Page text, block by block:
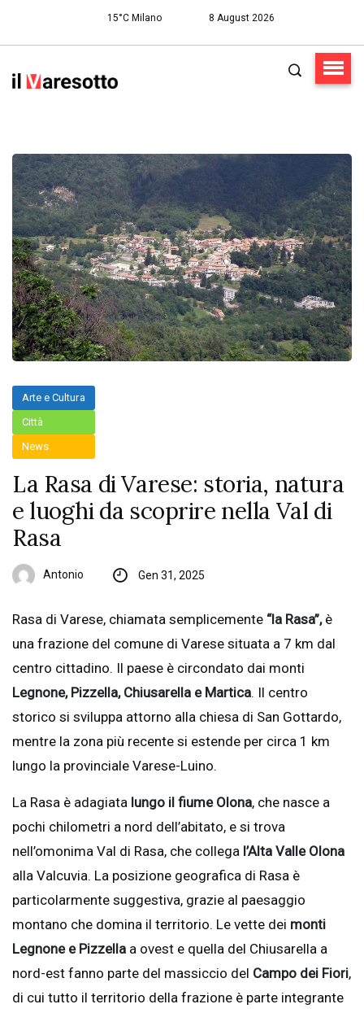
15°C Milano 8 August 2026
Arte e Cultura
Città
News
La Rasa di Varese: storia, natura
e luoghi da scoprire nella Val di
Rasa
Antonio Gen 31, 2025
Rasa di Varese, chiamata semplicemente “la Rasa”,è
una frazione del comune di Varese situata a 7 km dal
centro cittadino. Il paese è circondato dai monti
Legnone, Pizzella, Chiusarella e Martica. Il centro
storico si sviluppa attorno alla chiesa di San Gottardo,
mentre la zona più recente si estende per circa 1 km
lungo la provinciale Varese-Luino.
La Rasa è adagiata lungo il fiume Olona, che nasce a
pochi chilometri a nord dell’abitato, e si trova
nell’omonima Val di Rasa, che collega l’Alta Valle Olona
alla Valcuvia. La posizione geografica di Rasa è
particolarmente suggestiva, grazie al paesaggio
montano che domina il territorio. Le vette dei monti
Legnone e Pizzella a ovest e quella del Chiusarella a
nord-est fanno parte del massiccio del Campo dei Fiori,
di cui tutto il territorio della frazione è parte integrante